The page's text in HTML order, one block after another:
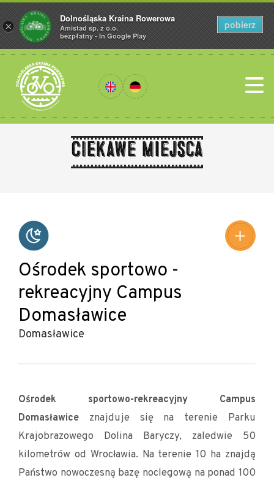
Ciekawe miejsca
Ośrodek sportowo -
rekreacyjny Campus
Domasławice
Domasławice
Ośrodek sportowo-rekreacyjny Campus
Domasławice znajduje się na terenie Parku
Krajobrazowego Dolina Baryczy, zaledwie 50
kilometrów od Wrocławia. Na terenie 10 ha znajdą
Państwo nowoczesną bazę noclegową na ponad 100
×
Dolnośląska Kraina Rowerowa
Amistad sp. z o.o.
bezpłatny - In Google Play
pobierz